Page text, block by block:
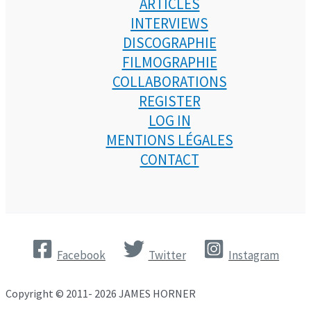
ARTICLES
INTERVIEWS
DISCOGRAPHIE
FILMOGRAPHIE
COLLABORATIONS
REGISTER
LOG IN
MENTIONS LÉGALES
CONTACT
Facebook Twitter Instagram
Copyright © 2011- 2026 JAMES HORNER